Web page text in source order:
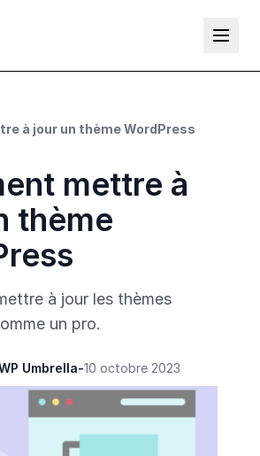
à jour un thème WordPress
mettre à
thème
à jour les thèmes
un pro.
Umbrella-10 octobre 2023